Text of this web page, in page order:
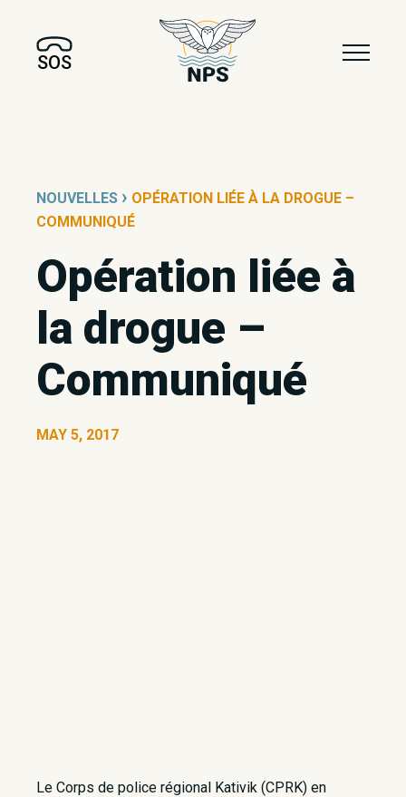
SOS
NOUVELLES › OPÉRATION LIÉE À LA DROGUE –
COMMUNIQUÉ
Opération liée à
la drogue –
Communiqué
MAY 5, 2017
Le Corps de police régional Kativik (CPRK) en